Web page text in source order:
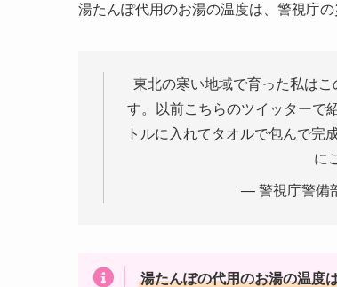
湯たんぽ代用のお湯の温度は、警視庁
東北の寒い地域で育った私は
す。以前こちらのツイッターで
トルに入れてタオルで包んで完
に
— 警視庁警備
湯たんぽの代用のお湯の温度